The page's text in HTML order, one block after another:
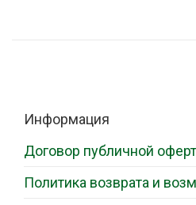
Информация
Договор публичной
Политика возврата и